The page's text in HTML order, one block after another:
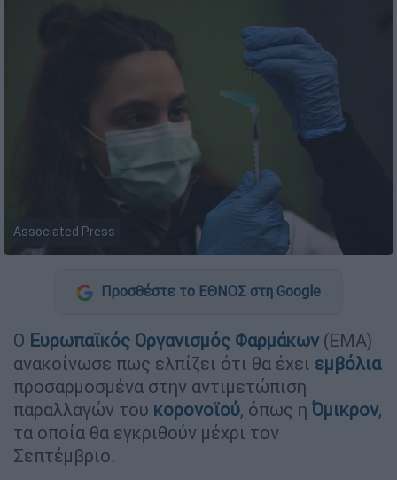
Associated Press
Προσθέστε το ΕΘΝΟΣ στη Google
Ο Ευρωπαϊκός Οργανισμός Φαρμάκων(EMA)
ανακοίνωσε πως ελπίζει ότι θα έχει εμβόλια
προσαρμοσμένα στην αντιμετώπιση
παραλλαγών του κορονοϊού, όπως η Όμικρον,
τα οποία θα εγκριθούν μέχρι τον
Σεπτέμβριο.